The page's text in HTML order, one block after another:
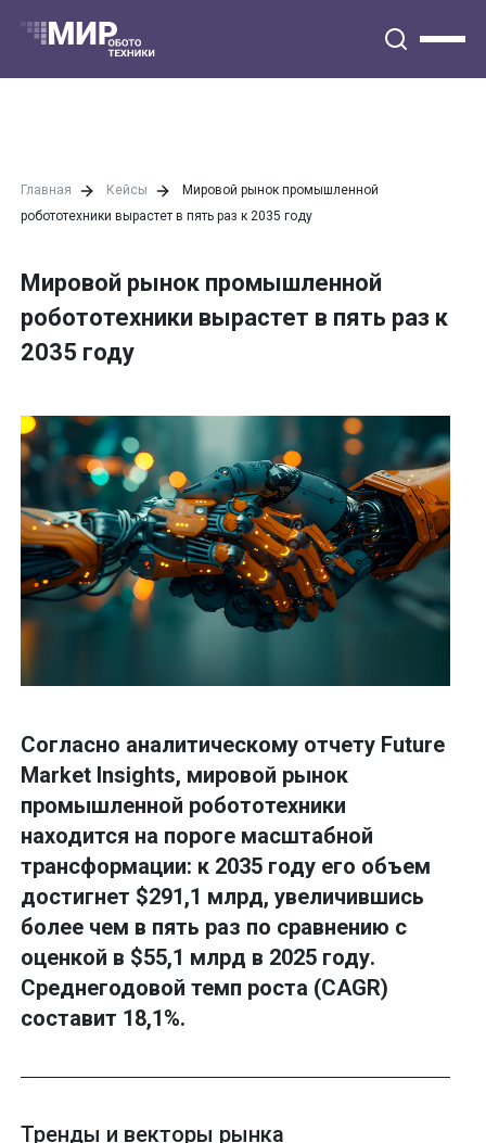
Главная Кейсы
Мировой рынок промышленной
робототехники вырастет в пять раз к 2035 году
Мировой рынок промышленной
робототехники вырастет в пять раз к
2035 году
Согласно аналитическому отчету Future
Market Insights, мировой рынок
промышленной робототехники
находится на пороге масштабной
трансформации: к 2035 году его объем
достигнет $291,1 млрд, увеличившись
более чем в пять раз по сравнению с
оценкой в $55,1 млрд в 2025 году.
Среднегодовой темп роста (CAGR)
составит 18,1%.
Тренды и векторы рынка